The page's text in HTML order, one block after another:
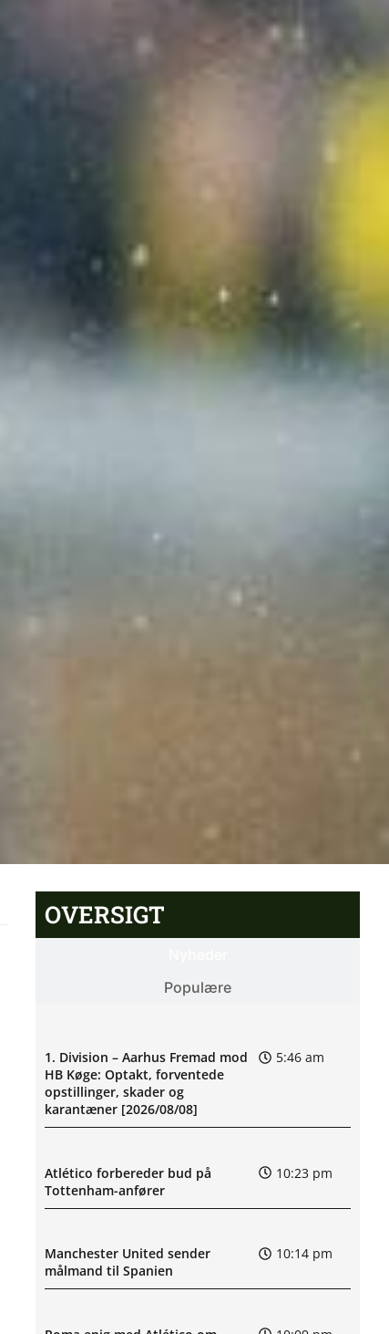
OVERSIGT
Populære
1. Division – Aarhus Fremad mod
HB Køge: Optakt, forventede
opstillinger, skader og
karantæner [2026/08/08]
5:46 am
Atlético forbereder bud på
Tottenham-anfører
10:23 pm
Manchester United sender
målmand til Spanien
10:14 pm